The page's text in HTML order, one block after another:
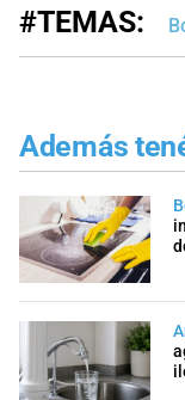
#TEMAS:
Además